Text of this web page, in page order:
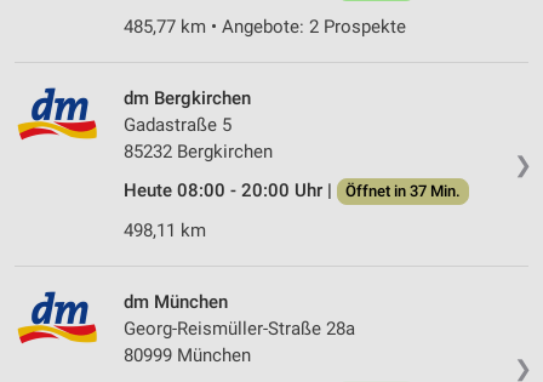
485,77 km • Angebote: 2 Prospekte
❯
dm Bergkirchen
Gadastraße 5
85232 Bergkirchen
Heute 08:00 - 20:00 Uhr |
Öffnet in 37 Min.
498,11 km
❯
dm München
Georg-Reismüller-Straße 28a
80999 München